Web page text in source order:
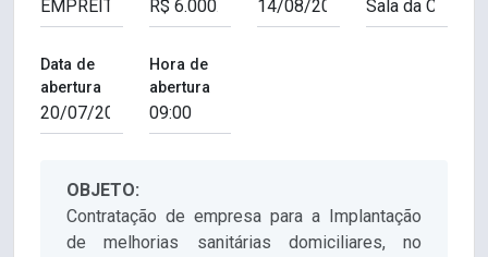
Data de
abertura
Hora de
abertura
OBJETO:
Contratação de empresa para a Implantação
de melhorias sanitárias domiciliares, no